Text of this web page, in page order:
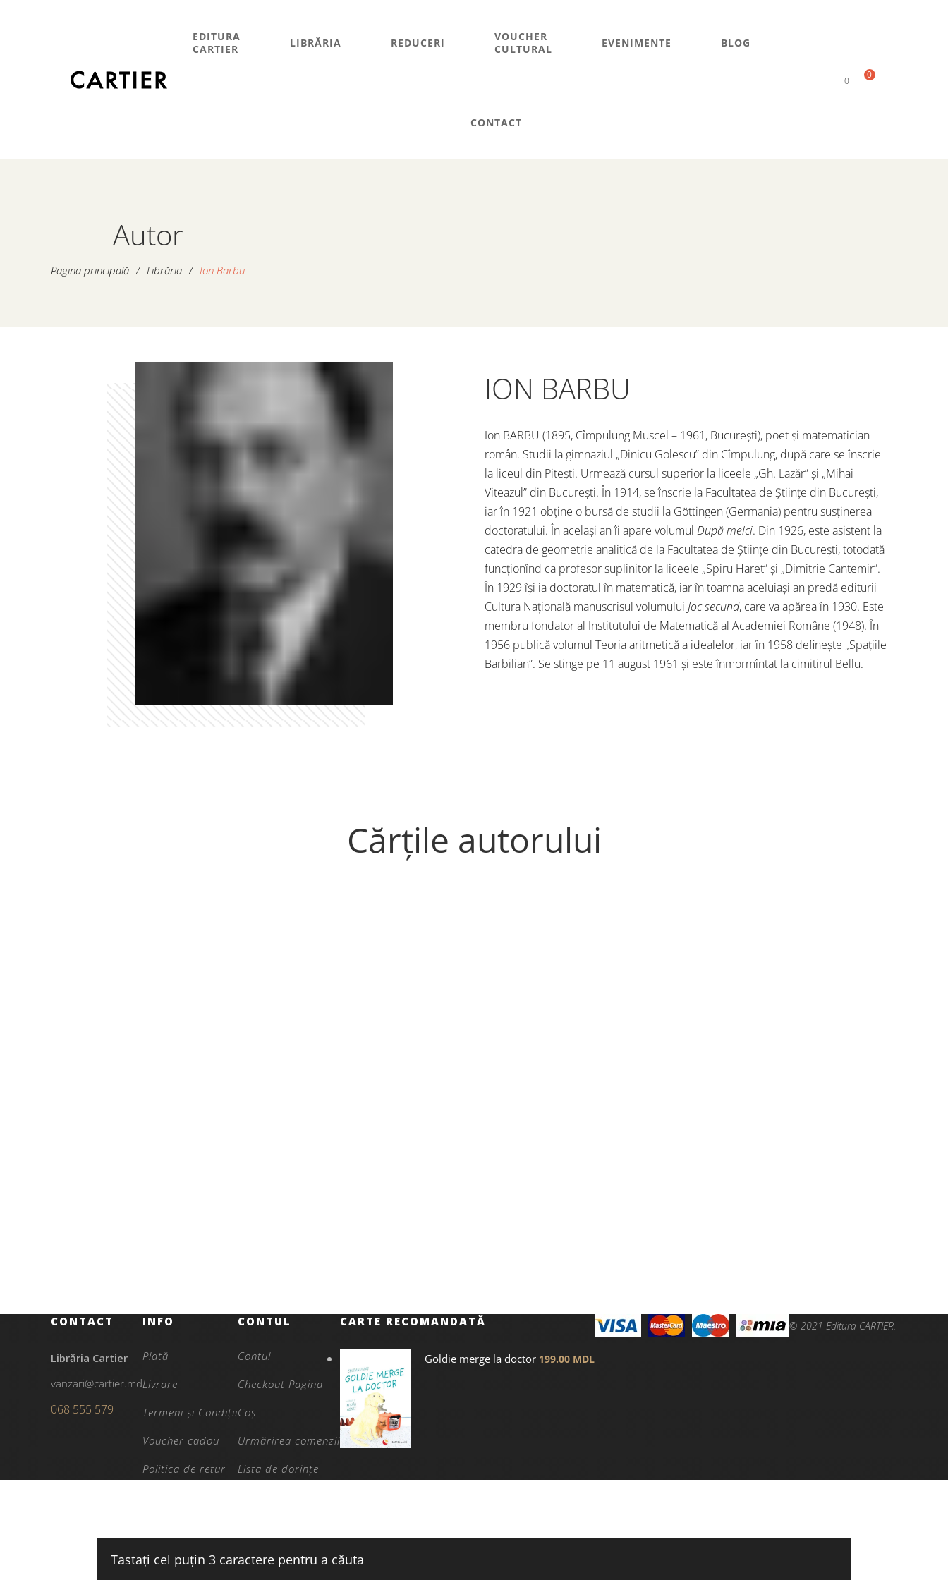
EDITURA
CARTIER
LIBRĂRIA REDUCERI
VOUCHER
CULTURAL
EVENIMENTE BLOG
CONTACT
0
0
Autor
Pagina principală / Librăria / Ion Barbu
ION BARBU
Ion BARBU (1895, Cîmpulung Muscel – 1961, București), poet și matematician
român. Studii la gimnaziul „Dinicu Golescu” din Cîmpulung, după care se înscrie
la liceul din Pitești. Urmează cursul superior la liceele „Gh. Lazăr” și „Mihai
Viteazul” din București. În 1914, se înscrie la Facultatea de Știinţe din București,
iar în 1921 obţine o bursă de studii la Göttingen (Germania) pentru susţinerea
doctoratului. În același an îi apare volumul După melci. Din 1926, este asistent la
catedra de geometrie analitică de la Facultatea de Știinţe din București, totodată
funcţionînd ca profesor suplinitor la liceele „Spiru Haret” și „Dimitrie Cantemir”.
În 1929 își ia doctoratul în matematică, iar în toamna aceluiași an predă editurii
Cultura Naţională manuscrisul volumului Joc secund, care va apărea în 1930. Este
membru fondator al Institutului de Matematică al Academiei Române (1948). În
1956 publică volumul Teoria aritmetică a idealelor, iar în 1958 definește „Spaţiile
Barbilian”. Se stinge pe 11 august 1961 și este înmormîntat la cimitirul Bellu.
Cărțile autorului
CONTACT
Librăria Cartier
vanzari@cartier.md
068 555 579
INFO
Plată
Livrare
Termeni și Condiții
Voucher cadou
Politica de retur
CONTUL
Contul
Checkout Pagina
Coș
Urmărirea comenzii
Lista de dorințe
CARTE RECOMANDATĂ
Goldie merge la doctor 199.00 MDL
© 2021 Editura CARTIER.